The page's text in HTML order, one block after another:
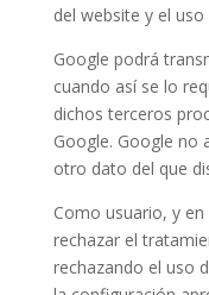
del website y el
Google podrá
cuando así se lo
dichos terceros
Google. Google no
otro dato del que
Como usuario, y
rechazar el
rechazando el uso